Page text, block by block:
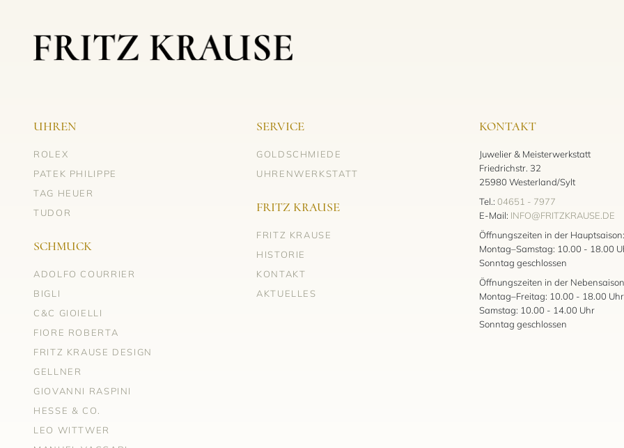
UHREN
ROLEX
PATEK PHILIPPE
TAG HEUER
TUDOR
SCHMUCK
ADOLFO COURRIER
BIGLI
C&C GIOIELLI
FIORE ROBERTA
FRITZ KRAUSE DESIGN
GELLNER
GIOVANNI RASPINI
HESSE & CO.
LEO WITTWER
SERVICE
GOLDSCHMIEDE
UHRENWERKSTATT
FRITZ KRAUSE
FRITZ KRAUSE
HISTORIE
KONTAKT
AKTUELLES
KONTAKT
Juwelier & Meisterwerkstatt
Friedrichstr. 32
25980 Westerland/Sylt
Tel.: 04651 - 7977
E-Mail: INFO@FRITZKRAUSE.DE
Öffnungszeiten in der Hauptsaison:
Montag–Samstag: 10.00 - 18.00
Sonntag geschlossen
Öffnungszeiten in der
Montag–Freitag: 10.00 - 18.00 Uhr
Samstag: 10.00 - 14.00 Uhr
Sonntag geschlossen